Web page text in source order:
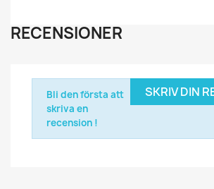
RECENSIONER
SKRIV DIN
Bli den första att
skriva en
recension !